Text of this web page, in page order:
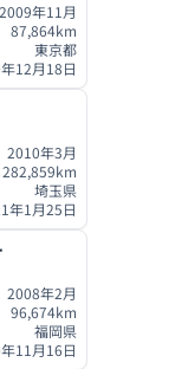
2009年11月
87,864km
東京都
12月18日
2010年3月
282,859km
埼玉県
年1月25日
2008年2月
96,674km
福岡県
11月16日